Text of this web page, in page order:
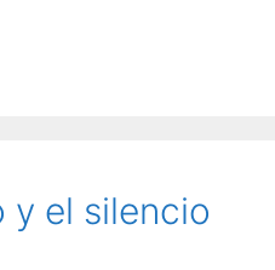
y el silencio